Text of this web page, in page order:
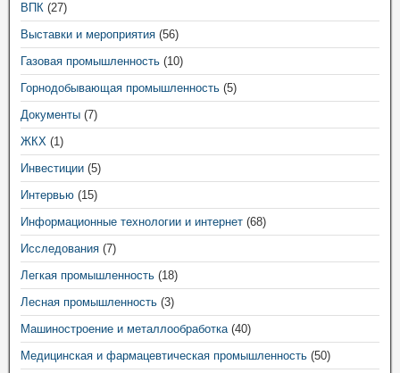
ВПК (27)
Выставки и мероприятия (56)
Газовая промышленность (10)
Горнодобывающая промышленность (5)
Документы (7)
ЖКХ (1)
Инвестиции (5)
Интервью (15)
Информационные технологии и интернет (68)
Исследования (7)
Легкая промышленность (18)
Лесная промышленность (3)
Машиностроение и металлообработка(40)
Медицинская и фармацевтическая промышленность (50)